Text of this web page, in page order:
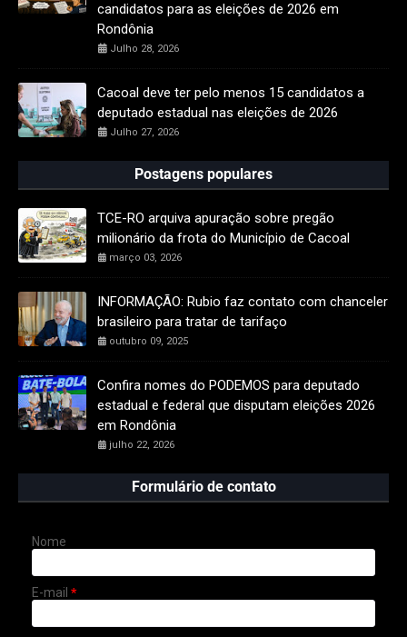
candidatos para as eleições de 2026 em
Rondônia
Julho 28, 2026
Cacoal deve ter pelo menos 15 candidatos a
deputado estadual nas eleições de 2026
Julho 27, 2026
Postagens populares
TCE-RO arquiva apuração sobre pregão
milionário da frota do Município de Cacoal
março 03, 2026
INFORMAÇÃO: Rubio faz contato com chanceler
brasileiro para tratar de tarifaço
outubro 09, 2025
Confira nomes do PODEMOS para deputado
estadual e federal que disputam eleições 2026
em Rondônia
julho 22, 2026
Formulário de contato
Nome
E-mail *